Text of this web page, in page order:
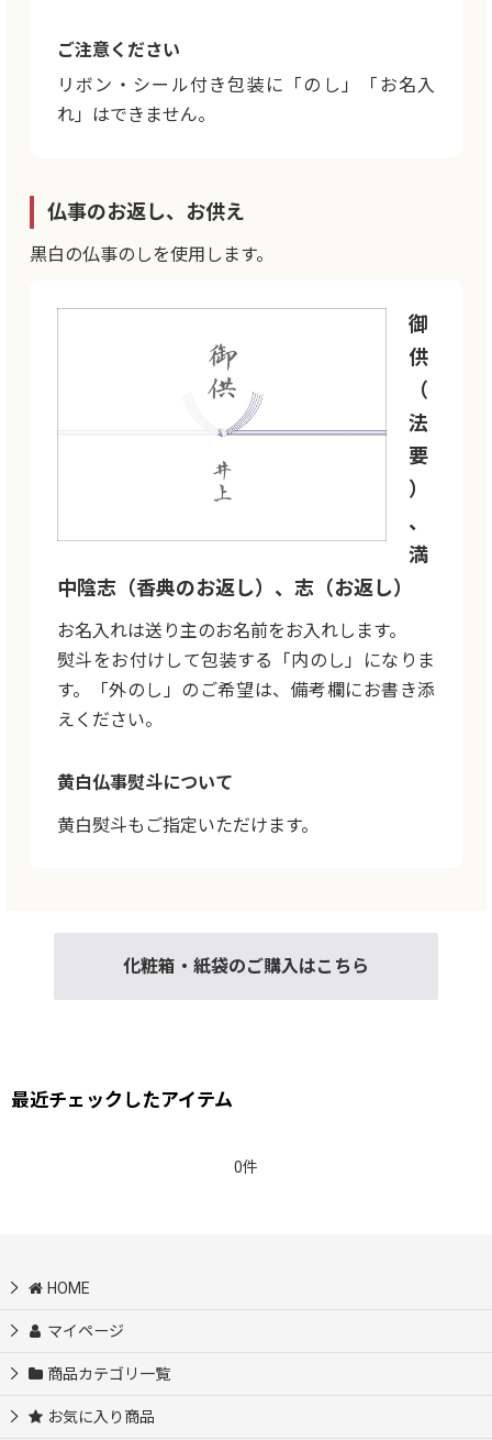
ご注意ください
リボン・シール付き包装に「のし」「お名入
れ」はできません。
仏事のお返し、お供え
黒白の仏事のしを使用します。
御
供
（
法
要
）
、
満
中陰志（香典のお返し）、志（お返し）
お名入れは送り主のお名前をお入れします。
熨斗をお付けして包装する「内のし」になりま
す。「外のし」のご希望は、備考欄にお書き添
えください。
黄白仏事熨斗について
黄白熨斗もご指定いただけます。
化粧箱・紙袋のご購入はこちら
最近チェックしたアイテム
0件
HOME
マイページ
商品カテゴリ一覧
お気に入り商品